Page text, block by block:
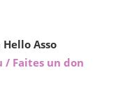
Asso
/ Faites un don